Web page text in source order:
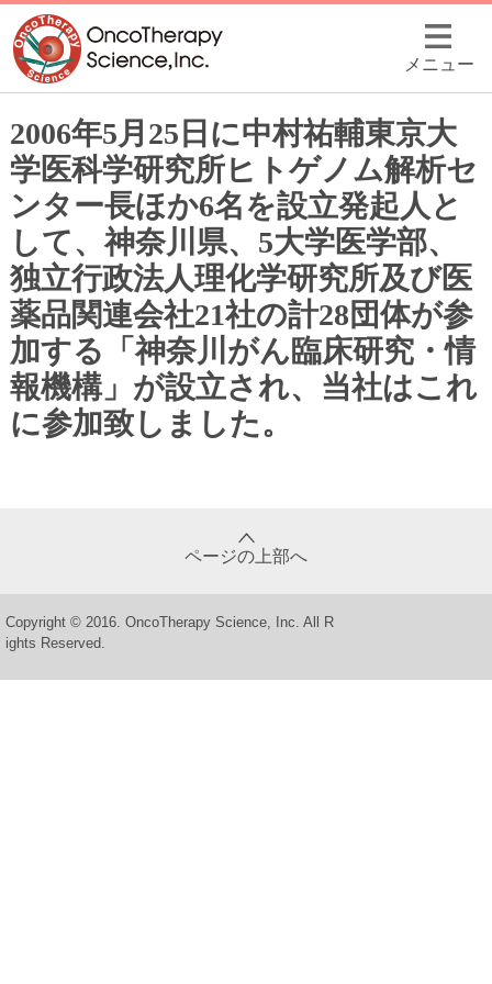
メニュー
2006年5月25日に中村祐輔東京大
学医科学研究所ヒトゲノム解析セ
ンター長ほか6名を設立発起人と
して、神奈川県、5大学医学部、
独立行政法人理化学研究所及び医
薬品関連会社21社の計28団体が参
加する「神奈川がん臨床研究・情
報機構」が設立され、当社はこれ
に参加致しました。
ページの上部へ
Copyright © 2016. OncoTherapy Science, Inc. All R
ights Reserved.